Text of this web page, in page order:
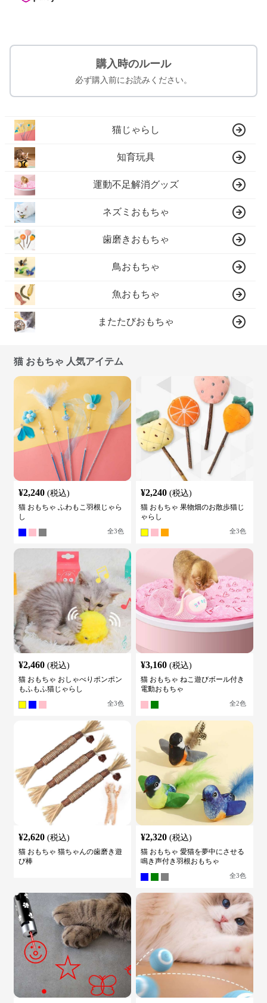
購入時のルール
必ず購入前にお読みください。
猫じゃらし
知育玩具
運動不足解消グッズ
ネズミおもちゃ
歯磨きおもちゃ
鳥おもちゃ
魚おもちゃ
またたびおもちゃ
猫 おもちゃ 人気アイテム
¥2,240 (税込)
猫 おもちゃ ふわもこ羽根じゃら
し
全3色
¥2,240 (税込)
猫 おもちゃ 果物畑のお散歩猫じ
ゃらし
全3色
¥2,460 (税込)
猫 おもちゃ おしゃべりポンポン
もふもふ猫じゃらし
全3色
¥3,160 (税込)
猫 おもちゃ ねこ遊びボール付き
電動おもちゃ
全2色
¥2,620 (税込)
猫 おもちゃ 猫ちゃんの歯磨き遊
び棒
¥2,320 (税込)
猫 おもちゃ 愛猫を夢中にさせる
鳴き声付き羽根おもちゃ
全3色